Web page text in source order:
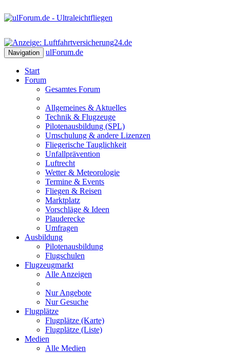
Navigation ulForum.de
Start
Forum
Gesamtes Forum
Allgemeines & Aktuelles
Technik & Flugzeuge
Pilotenausbildung (SPL)
Umschulung & andere Lizenzen
Fliegerische Tauglichkeit
Unfallprävention
Luftrecht
Wetter & Meteorologie
Termine & Events
Fliegen & Reisen
Marktplatz
Vorschläge & Ideen
Plauderecke
Umfragen
Ausbildung
Pilotenausbildung
Flugschulen
Flugzeugmarkt
Alle Anzeigen
Nur Angebote
Nur Gesuche
Flugplätze
Flugplätze (Karte)
Flugplätze (Liste)
Medien
Alle Medien